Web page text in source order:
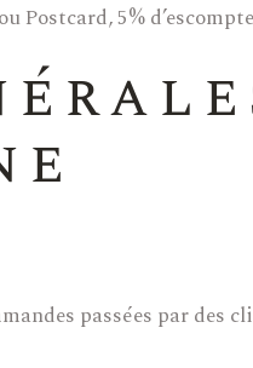
Postcard, 5% d’escompte
passées par des